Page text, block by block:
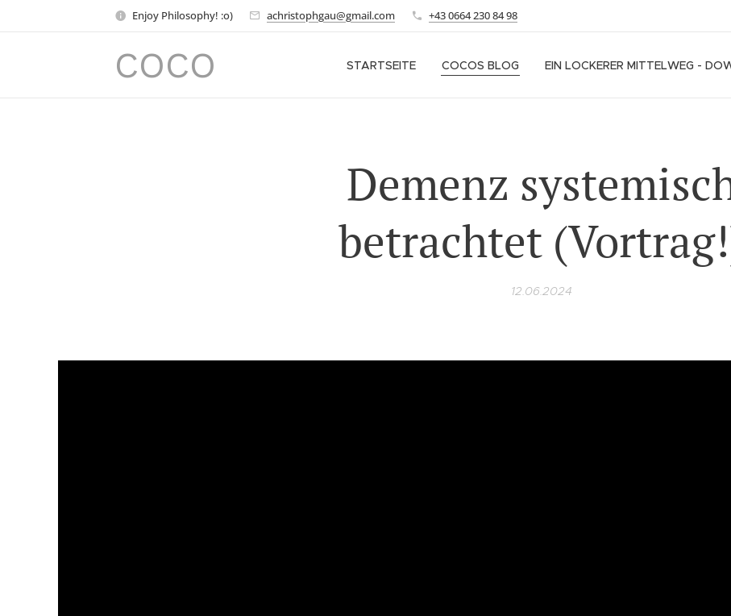
Enjoy Philosophy! :o) achristophgau@gmail.com +43 0664 230 84 98
COCO STARTSEITE COCOS BLOG EIN LOCKERER MITTELWEG -
Demenz
betrachtet
12.06.2024